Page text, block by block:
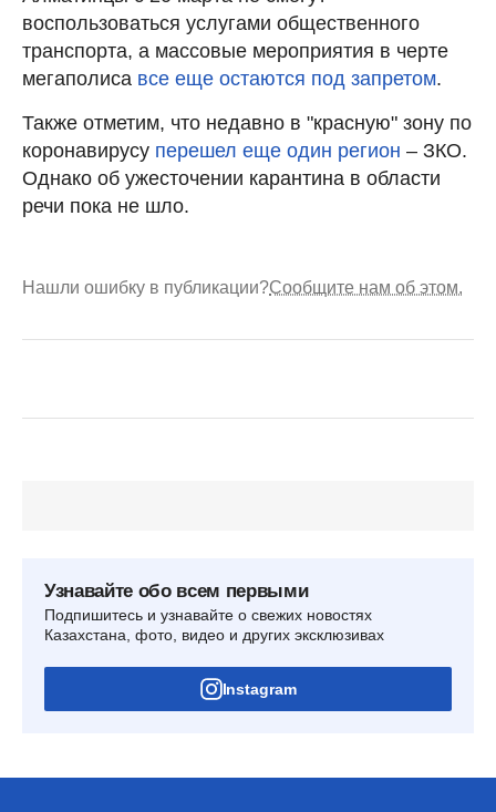
воспользоваться услугами общественного
транспорта, а массовые мероприятия в черте
мегаполиса все еще остаются под запретом.
Также отметим, что недавно в "красную" зону по
коронавирусу перешел еще один регион – ЗКО.
Однако об ужесточении карантина в области
речи пока не шло.
Нашли ошибку в публикации?Сообщите нам об этом.
Узнавайте обо всем первыми
Подпишитесь и узнавайте о свежих новостях
Казахстана, фото, видео и других эксклюзивах
Instagram